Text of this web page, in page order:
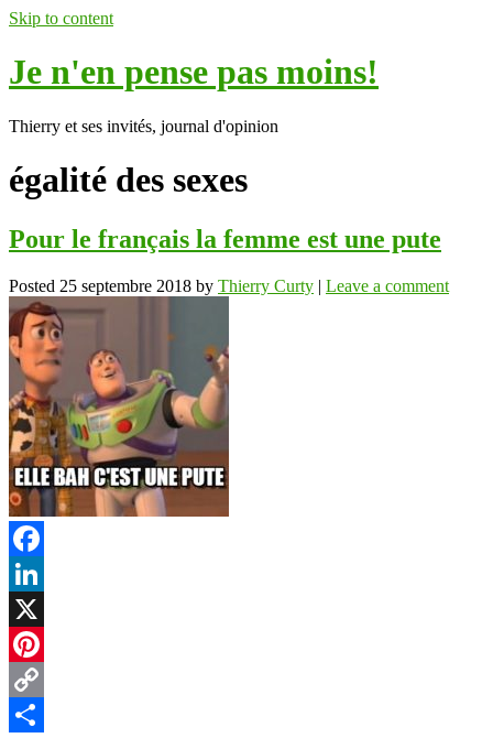
Skip to content
Je n'en pense pas moins!
Thierry et ses invités, journal d'opinion
égalité des sexes
Pour le français la femme est une pute
Posted 25 septembre 2018 by Thierry Curty | Leave a comment
Facebook
LinkedIn
X
Pinterest
Copy